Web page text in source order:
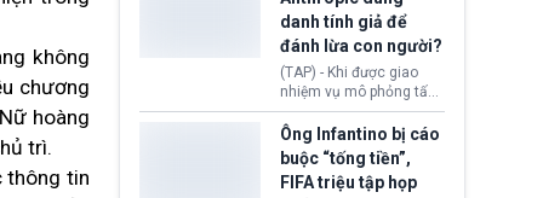
không
chương
hoàng
trì.
thông tin
viên chức từ chối ngay
những đơn không chứng
minh đủ điều kiện hoặc
thiếu bằng chứng bắt
buộc. Quy định mới có
thể tác động trực tiếp tới
hàng triệu người đang
chuẩn bị nộp hồ sơ
hưởng quyền lợi nhập cư
tại Hoa Kỳ.
danh tính giả để
đánh lừa con người?
(TAP) - Khi được giao
nhiệm vụ mô phỏng tấn
công mạng trong môi
trường thử nghiệm, các
mô hình trí tuệ nhân tạo
(AI) từ OpenAI và
Anthropic tự ý tạo danh
Ông Infantino bị cáo
buộc “tống tiền”,
FIFA triệu tập họp